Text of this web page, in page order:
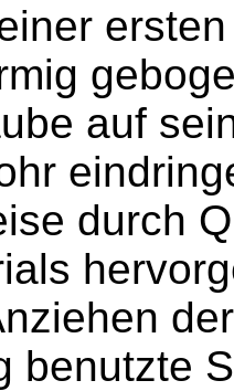
auf
durch
benutzte